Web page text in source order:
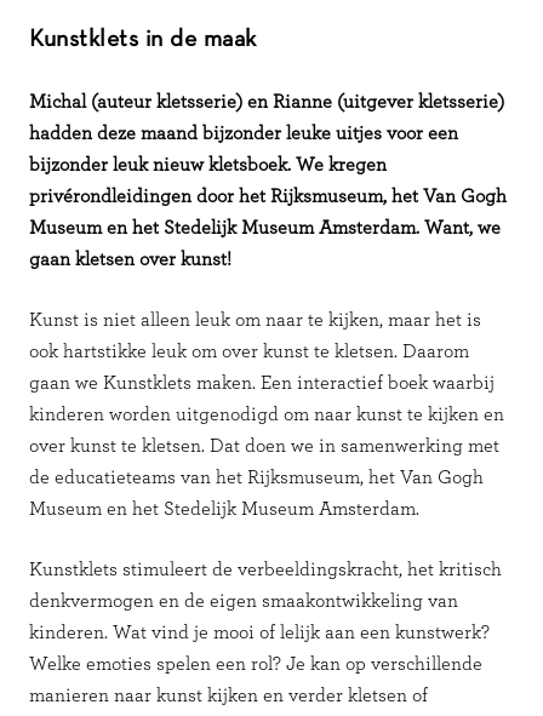
Kunstklets in de maak
Michal (auteur kletsserie) en Rianne (uitgever kletsserie)
hadden deze maand bijzonder leuke uitjes voor een
bijzonder leuk nieuw kletsboek. We kregen
privérondleidingen door het Rijksmuseum, het Van Gogh
Museum en het Stedelijk Museum Amsterdam. Want, we
gaan kletsen over kunst!
Kunst is niet alleen leuk om naar te kijken, maar het is
ook hartstikke leuk om over kunst te kletsen. Daarom
gaan we Kunstklets maken. Een interactief boek waarbij
kinderen worden uitgenodigd om naar kunst te kijken en
over kunst te kletsen. Dat doen we in samenwerking met
de educatieteams van het Rijksmuseum, het Van Gogh
Museum en het Stedelijk Museum Amsterdam.
Kunstklets stimuleert de verbeeldingskracht, het kritisch
denkvermogen en de eigen smaakontwikkeling van
kinderen. Wat vind je mooi of lelijk aan een kunstwerk?
Welke emoties spelen een rol? Je kan op verschillende
manieren naar kunst kijken en verder kletsen of